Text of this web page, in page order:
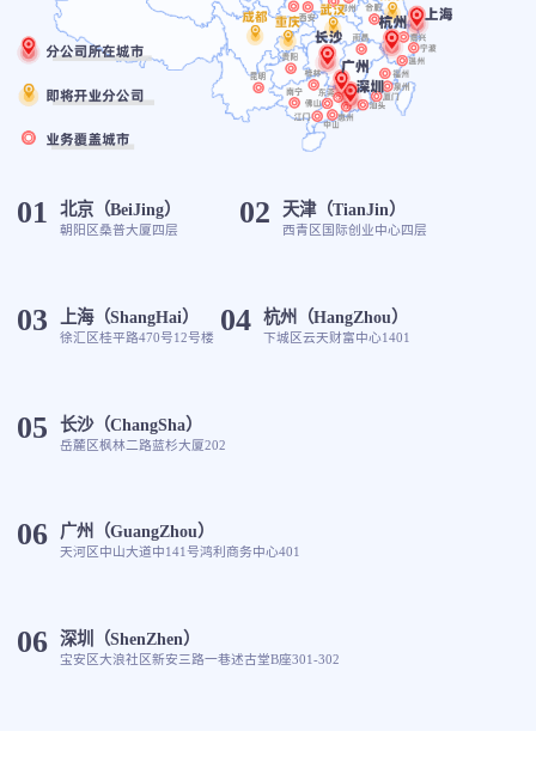
01 北京（BeiJing）
朝阳区桑普大厦四层 02 天津（TianJin）
西青区国际创业中心四层
03 上海（ShangHai）
徐汇区桂平路470号12号楼 04 杭州（HangZhou）
下城区云天财富中心1401
05 长沙（ChangSha）
岳麓区枫林二路蓝杉大厦202
06 广州（GuangZhou）
天河区中山大道中141号鸿利商务中心401
06 深圳（ShenZhen）
宝安区大浪社区新安三路一巷述古堂B座301-302